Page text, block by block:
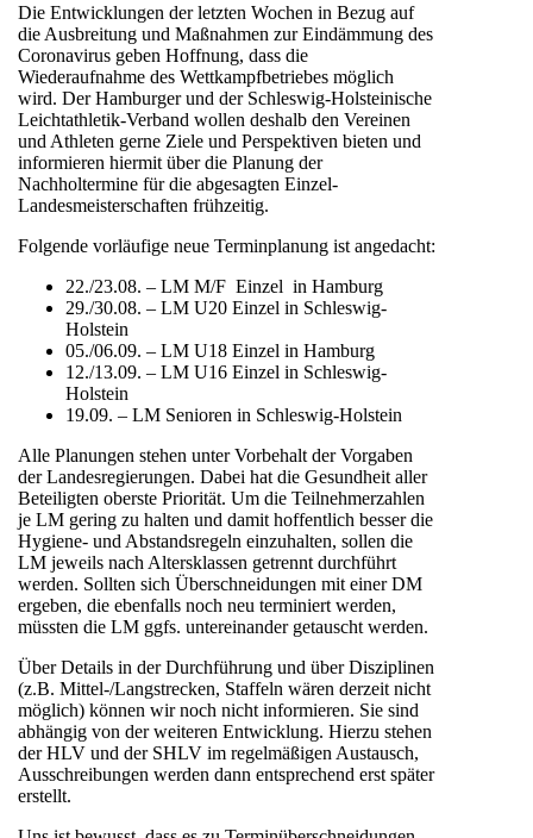
Die Entwicklungen der letzten Wochen in Bezug auf
die Ausbreitung und Maßnahmen zur Eindämmung des
Coronavirus geben Hoffnung, dass die
Wiederaufnahme des Wettkampfbetriebes möglich
wird. Der Hamburger und der Schleswig-Holsteinische
Leichtathletik-Verband wollen deshalb den Vereinen
und Athleten gerne Ziele und Perspektiven bieten und
informieren hiermit über die Planung der
Nachholtermine für die abgesagten Einzel-
Landesmeisterschaften frühzeitig.
Folgende vorläufige neue Terminplanung ist angedacht:
22./23.08. – LM M/F Einzel in Hamburg
29./30.08. – LM U20 Einzel in Schleswig-
Holstein
05./06.09. – LM U18 Einzel in Hamburg
12./13.09. – LM U16 Einzel in Schleswig-
Holstein
19.09. – LM Senioren in Schleswig-Holstein
Alle Planungen stehen unter Vorbehalt der Vorgaben
der Landesregierungen. Dabei hat die Gesundheit aller
Beteiligten oberste Priorität. Um die Teilnehmerzahlen
je LM gering zu halten und damit hoffentlich besser die
Hygiene- und Abstandsregeln einzuhalten, sollen die
LM jeweils nach Altersklassen getrennt durchführt
werden. Sollten sich Überschneidungen mit einer DM
ergeben, die ebenfalls noch neu terminiert werden,
müssten die LM ggfs. untereinander getauscht werden.
Über Details in der Durchführung und über Disziplinen
(z.B. Mittel-/Langstrecken, Staffeln wären derzeit nicht
möglich) können wir noch nicht informieren. Sie sind
abhängig von der weiteren Entwicklung. Hierzu stehen
der HLV und der SHLV im regelmäßigen Austausch,
Ausschreibungen werden dann entsprechend erst später
erstellt.